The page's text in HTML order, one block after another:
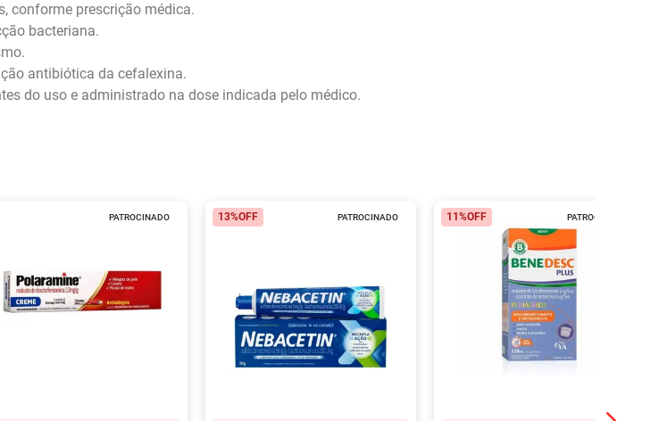
conforme prescrição médica.
bacteriana.
antibiótica da cefalexina.
do uso e administrado na dose indicada pelo médico.
PATROCINADO PATROCINADO
13%OFF PATROCINADO
11%OFF